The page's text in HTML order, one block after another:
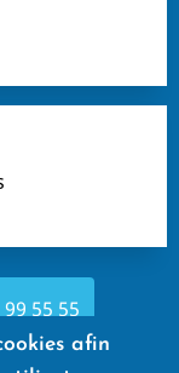
55 55
afin